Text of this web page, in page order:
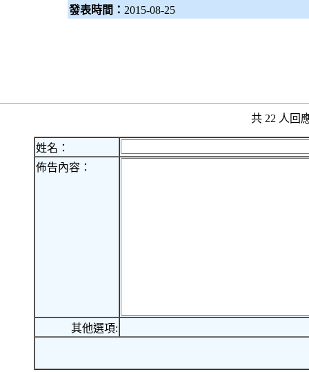
發表時間： 2015-08-25
共 22 人
姓名：
佈告內容：
其他選項: